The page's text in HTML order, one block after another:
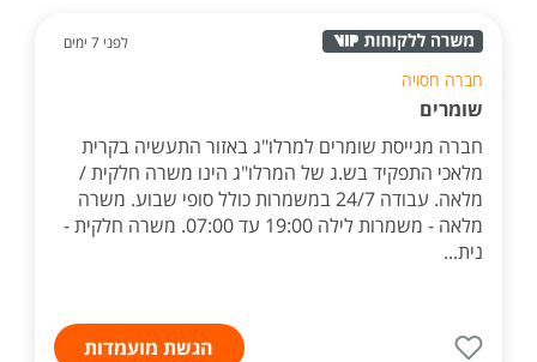
לפני 7 ימים
חברה חסויה
שומרים
חברה מגייסת שומרים למרלו"ג באזור התעשיה בקרית
מלאכי התפקיד בש.ג של המרלו"ג הינו משרה חלקית /
מלאה. עבודה 24/7 במשמרות כולל סופי שבוע. משרה
מלאה - משמרות לילה 19:00 עד 07:00. משרה חלקית -
נית...
הגשת מועמדות